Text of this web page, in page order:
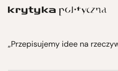
„Przepisujemy idee na